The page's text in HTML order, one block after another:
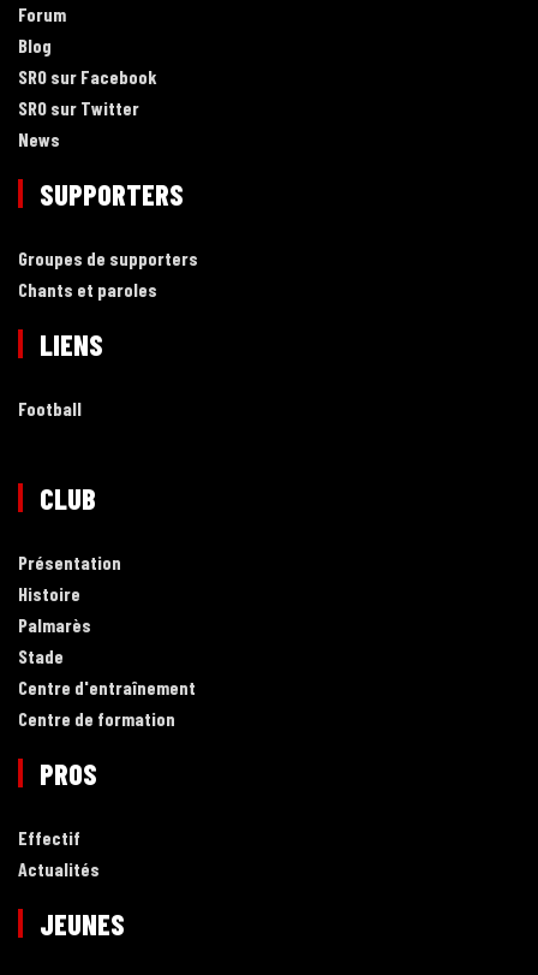
Forum
Blog
SRO sur Facebook
SRO sur Twitter
News
SUPPORTERS
Groupes de supporters
Chants et paroles
LIENS
Football
CLUB
Présentation
Histoire
Palmarès
Stade
Centre d'entraînement
Centre de formation
PROS
Effectif
Actualités
JEUNES